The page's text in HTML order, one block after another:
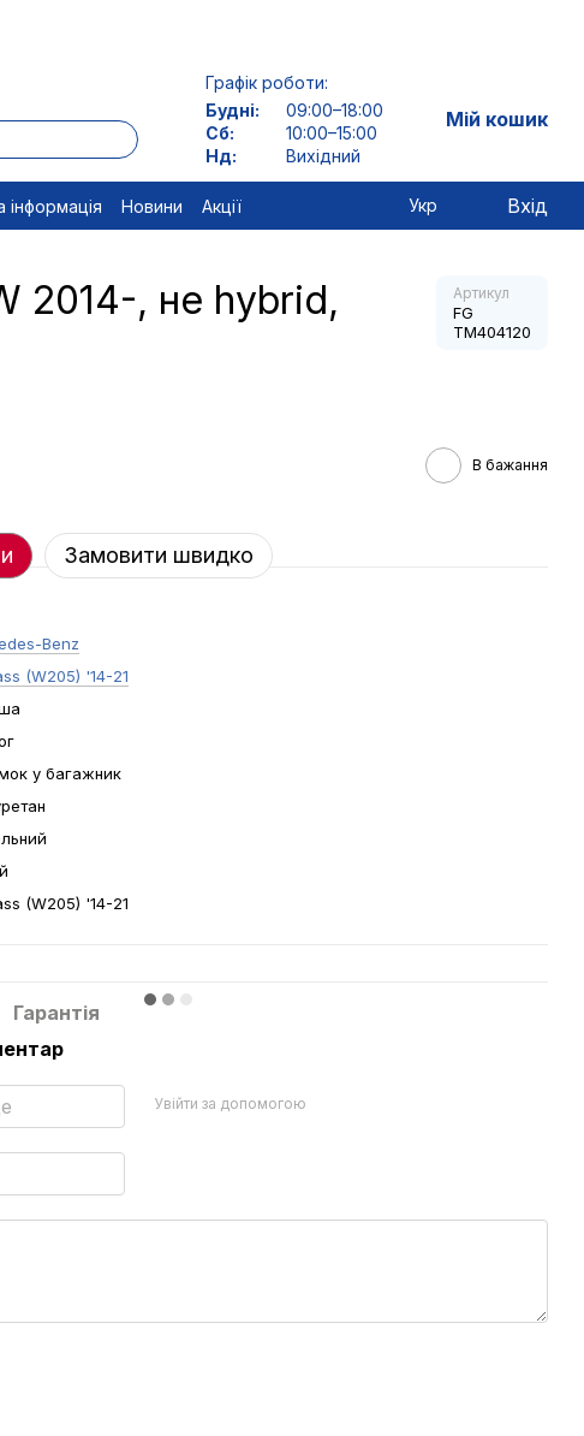
Графік роботи:
Будні:
09:00–18:00
Сб:
10:00–15:00
Нд:
Вихідний
Мій кошик
інформація Новини
Акції
Укр Вхід
2014-, не hybrid,
Артикул
FG
TM404120
В бажання
Замовити швидко
Benz
(W205) '14-21
у багажник
(W205) '14-21
Гарантія
Увійти за допомогою